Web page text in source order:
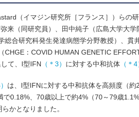
（イマジン研究所［フランス］）らの
来（同研究員）、田中純子（広島大学大
合研究科発生発達病態学分野教授）、貫
：COVID HUMAN GENETIC EFFORT
て、I型IFN （＊3） に対する中和抗体 （＊4
は、I型IFNに対する中和抗体を高頻度（
0.18%、70歳以上で約4%（70～79歳
かとなりました。